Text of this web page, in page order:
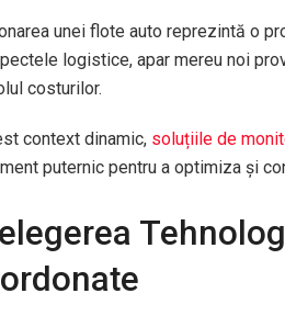
unei flote auto reprezintă o
logistice, apar mereu noi
costurilor.
context dinamic, soluțiile de
puternic pentru a optimiza și